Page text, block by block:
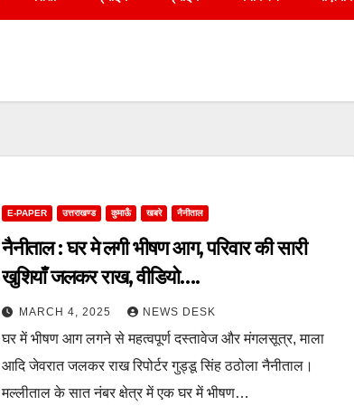
E-PAPER उत्तराखण्ड कुमाऊँ खबरे नैनीताल
नैनीताल : घर मे लगी भीषण आग, परिवार की सारी
खुशियाँ जलकर राख, वीडियो….
MARCH 4, 2025 NEWS DESK
घर में भीषण आग लगने से महत्वपूर्ण दस्तावेज और मंगलसूत्र, माला
आदि जेवरात जलकर राख रिपोर्टर गुड्डू सिंह ठठोला नैनीताल।
मल्लीताल के सात नंबर क्षेत्र में एक घर में भीषण…